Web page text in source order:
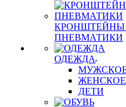
КРОНШТЕЙНЫ
ПНЕВМАТИКИ
ОДЕЖДА
ЖЕНСКОЕ
ДЕТИ